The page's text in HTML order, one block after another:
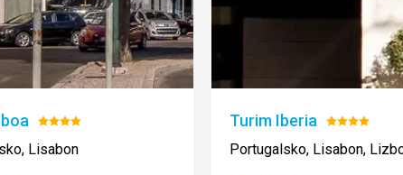
Hodnotenie:
4/5
Lisabon
Turim Iberia
4/5
Portugalsko, Lisabon,